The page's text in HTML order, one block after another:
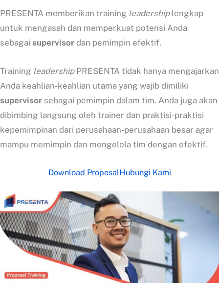
PRESENTA memberikan training leadershiplengkap
untuk mengasah dan memperkuat potensi Anda
sebagai supervisor dan pemimpin efektif.
Training leadershipPRESENTA tidak hanya mengajarkan
Anda keahlian-keahlian utama yang wajib dimiliki
supervisor sebagai pemimpin dalam tim. Anda juga akan
dibimbing langsung oleh trainer dan praktisi-praktisi
kepemimpinan dari perusahaan-perusahaan besar agar
mampu memimpin dan mengelola tim dengan efektif.
Download ProposalHubungi Kami